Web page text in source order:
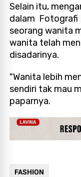
Selain itu, men
dalam Fotografi
seorang wanita
wanita telah
disadarinya.
"Wanita lebih
sendiri tak mau
paparnya.
FASHION